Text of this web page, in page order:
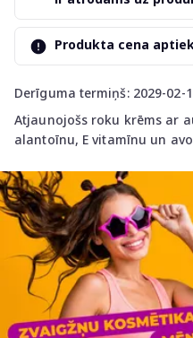
Derīguma termiņš: 2029-02-
Atjaunojošs roku krēms ar
alantoīnu, E vitamīnu un
Produkta cena